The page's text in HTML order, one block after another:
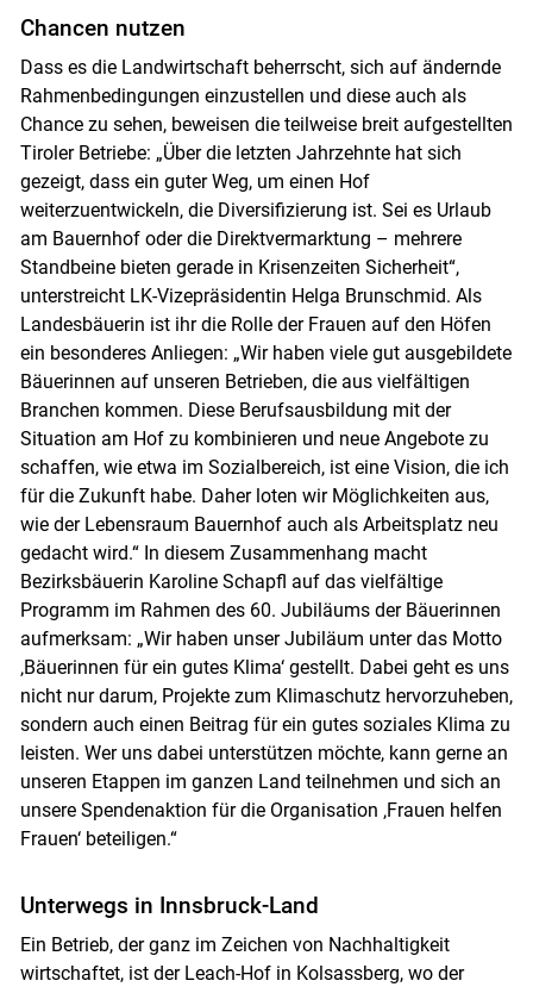
Skip to main content
Chancen nutzen
Dass es die Landwirtschaft beherrscht, sich auf ändernde
Rahmenbedingungen einzustellen und diese auch als
Chance zu sehen, beweisen die teilweise breit aufgestellten
Tiroler Betriebe: „Über die letzten Jahrzehnte hat sich
gezeigt, dass ein guter Weg, um einen Hof
weiterzuentwickeln, die Diversifizierung ist. Sei es Urlaub
am Bauernhof oder die Direktvermarktung – mehrere
Standbeine bieten gerade in Krisenzeiten Sicherheit“,
unterstreicht LK-Vizepräsidentin Helga Brunschmid. Als
Landesbäuerin ist ihr die Rolle der Frauen auf den Höfen
ein besonderes Anliegen: „Wir haben viele gut ausgebildete
Bäuerinnen auf unseren Betrieben, die aus vielfältigen
Branchen kommen. Diese Berufsausbildung mit der
Situation am Hof zu kombinieren und neue Angebote zu
schaffen, wie etwa im Sozialbereich, ist eine Vision, die ich
für die Zukunft habe. Daher loten wir Möglichkeiten aus,
wie der Lebensraum Bauernhof auch als Arbeitsplatz neu
gedacht wird.“ In diesem Zusammenhang macht
Bezirksbäuerin Karoline Schapfl auf das vielfältige
Programm im Rahmen des 60. Jubiläums der Bäuerinnen
aufmerksam: „Wir haben unser Jubiläum unter das Motto
‚Bäuerinnen für ein gutes Klima‘ gestellt. Dabei geht es uns
nicht nur darum, Projekte zum Klimaschutz hervorzuheben,
sondern auch einen Beitrag für ein gutes soziales Klima zu
leisten. Wer uns dabei unterstützen möchte, kann gerne an
unseren Etappen im ganzen Land teilnehmen und sich an
unsere Spendenaktion für die Organisation ‚Frauen helfen
Frauen‘ beteiligen.“
Unterwegs in Innsbruck-Land
Ein Betrieb, der ganz im Zeichen von Nachhaltigkeit
wirtschaftet, ist der Leach-Hof in Kolsassberg, wo der